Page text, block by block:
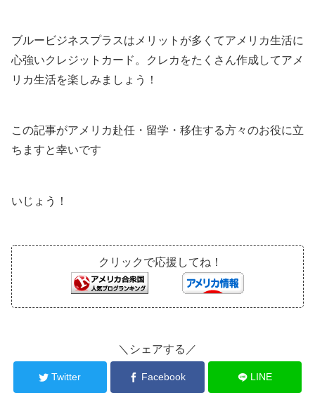
ブルービジネスプラスはメリットが多くてアメリカ生活に
心強いクレジットカード。クレカをたくさん作成してアメ
リカ生活を楽しみましょう！
この記事がアメリカ赴任・留学・移住する方々のお役に立
ちますと幸いです
いじょう！
クリックで応援してね！
＼シェアする／
Twitter Facebook LINE